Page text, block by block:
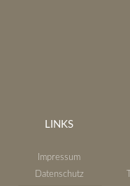
LINKS
Impressum
Datenschutz